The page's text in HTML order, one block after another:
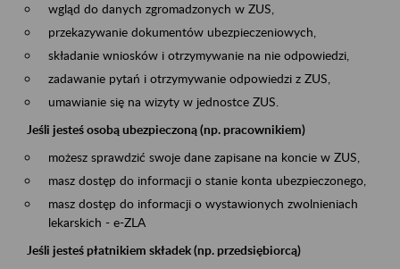
wgląd do danych zgromadzonych w ZUS,
przekazywanie dokumentów ubezpieczeniowych,
składanie wniosków i otrzymywanie na nie odpowiedzi,
zadawanie pytań i otrzymywanie odpowiedzi z ZUS,
umawianie się na wizyty w jednostce ZUS.
Jeśli jesteś osobą ubezpieczoną (np. pracownikiem)
możesz sprawdzić swoje dane zapisane na koncie w ZUS,
masz dostęp do informacji o stanie konta ubezpieczonego,
masz dostęp do informacji o wystawionych zwolnieniach
lekarskich - e-ZLA
Jeśli jesteś płatnikiem składek (np. przedsiębiorcą)